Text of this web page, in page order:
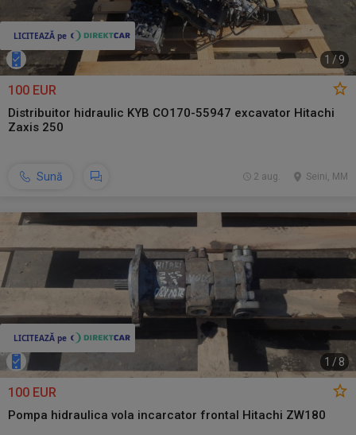
1 / 9
100 EUR
Distribuitor hidraulic KYB CO170-55947 excavator Hitachi
Zaxis 250
Sună Seini, MM
2 aug.
1 / 8
100 EUR
Pompa hidraulica vola incarcator frontal Hitachi ZW180